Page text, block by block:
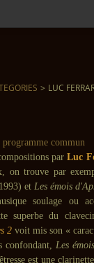
> LUC
parLuc
on trouve par
et Les émois
soulage ou
superbe du
2 voit mis son «
confondant, Les
est une